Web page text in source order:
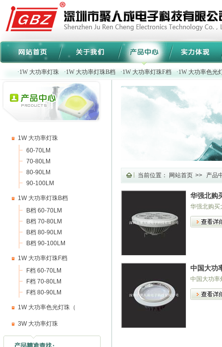
·1W 大功率灯珠 ·1W 大功率灯珠B档 ·1W 大功率灯珠F档 ·1W 大功率色光
1W 大功率灯珠
60-70LM
70-80LM
80-90LM
90-100LM
1W 大功率灯珠B档
B档 60-70LM
B档 70-80LM
B档 80-90LM
B档 90-100LM
1W 大功率灯珠F档
F档 60-70LM
F档 70-80LM
F档 80-90LM
1W 大功率色光灯珠（
3W 大功率灯珠
当前位置： 网站首页 >> 产品
华强北购
华强北购买
中国大功
中国大功率